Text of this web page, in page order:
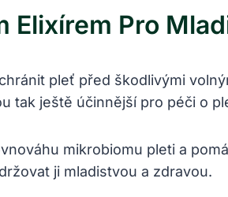
Elixírem Pro
pleť před škodlivými
tak ještě účinnější pro péči o
mikrobiomu pleti a
ji mladistvou a zdravou.